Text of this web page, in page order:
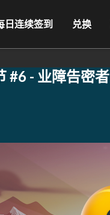
日连续签到 兑换
#6 - 业障告密者